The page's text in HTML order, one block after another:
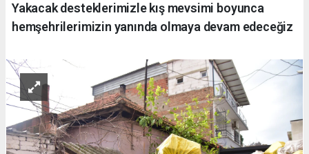
Yakacak desteklerimizle kış mevsimi boyunca
hemşehrilerimizin yanında olmaya devam edeceğiz